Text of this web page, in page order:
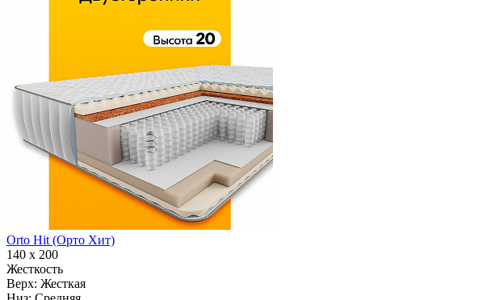
Orto Hit (Орто Хит)
140 х 200
Жесткость
Верх: Жесткая